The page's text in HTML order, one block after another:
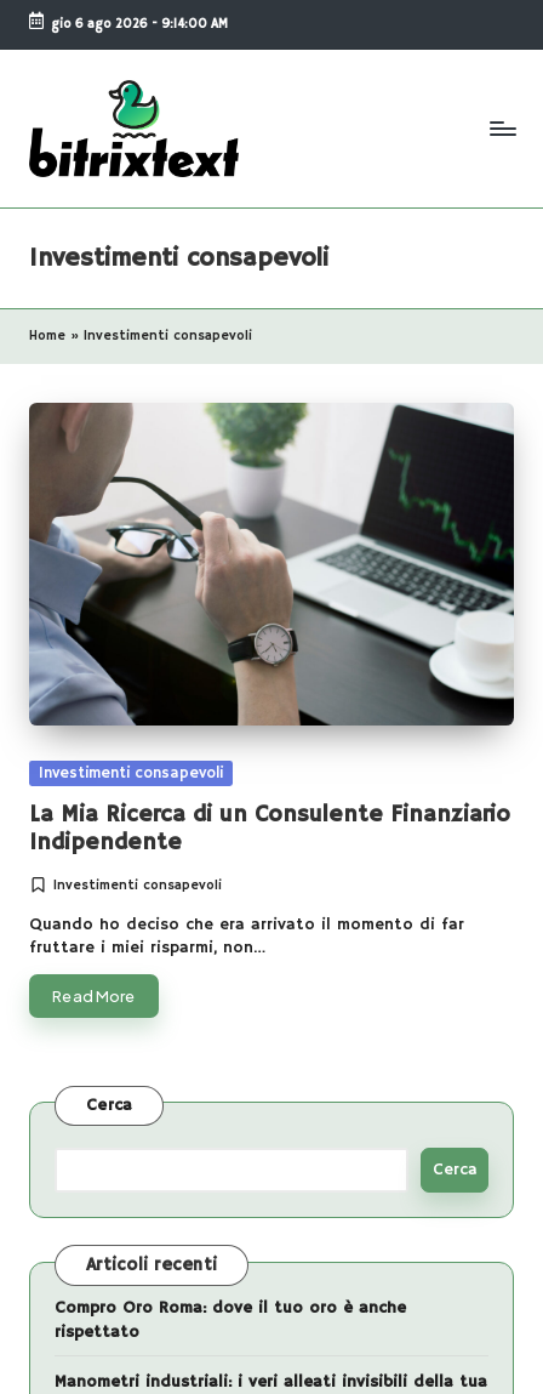
Skip
gio 6 ago 2026- 9:14:01 AM
B
i
t
ri
x
-
x
Investimenti consapevoli
Home » Investimenti consapevoli
Posted
in
Investimenti consapevoli
La Mia Ricerca di un Consulente Finanziario
Indipendente
Posted
in
Investimenti consapevoli
Quando ho deciso che era arrivato il momento di far
fruttare i miei risparmi, non…
Read More
Cerca
Cerca
Articoli recenti
Compro Oro Roma: dove il tuo oro è anche
rispettato
Manometri industriali: i veri alleati invisibili della tua